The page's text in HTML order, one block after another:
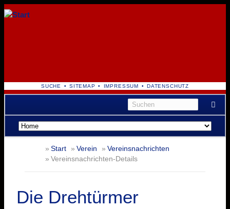
NAVIGATION
ÜBERSPRINGEN
SUCHE SITEMAP IMPRESSUM DATENSCHUTZ
Navigation
überspringen
Start Verein
Vereinsnachrichten
Vereinsnachrichten-Details
Die Drehtürmer